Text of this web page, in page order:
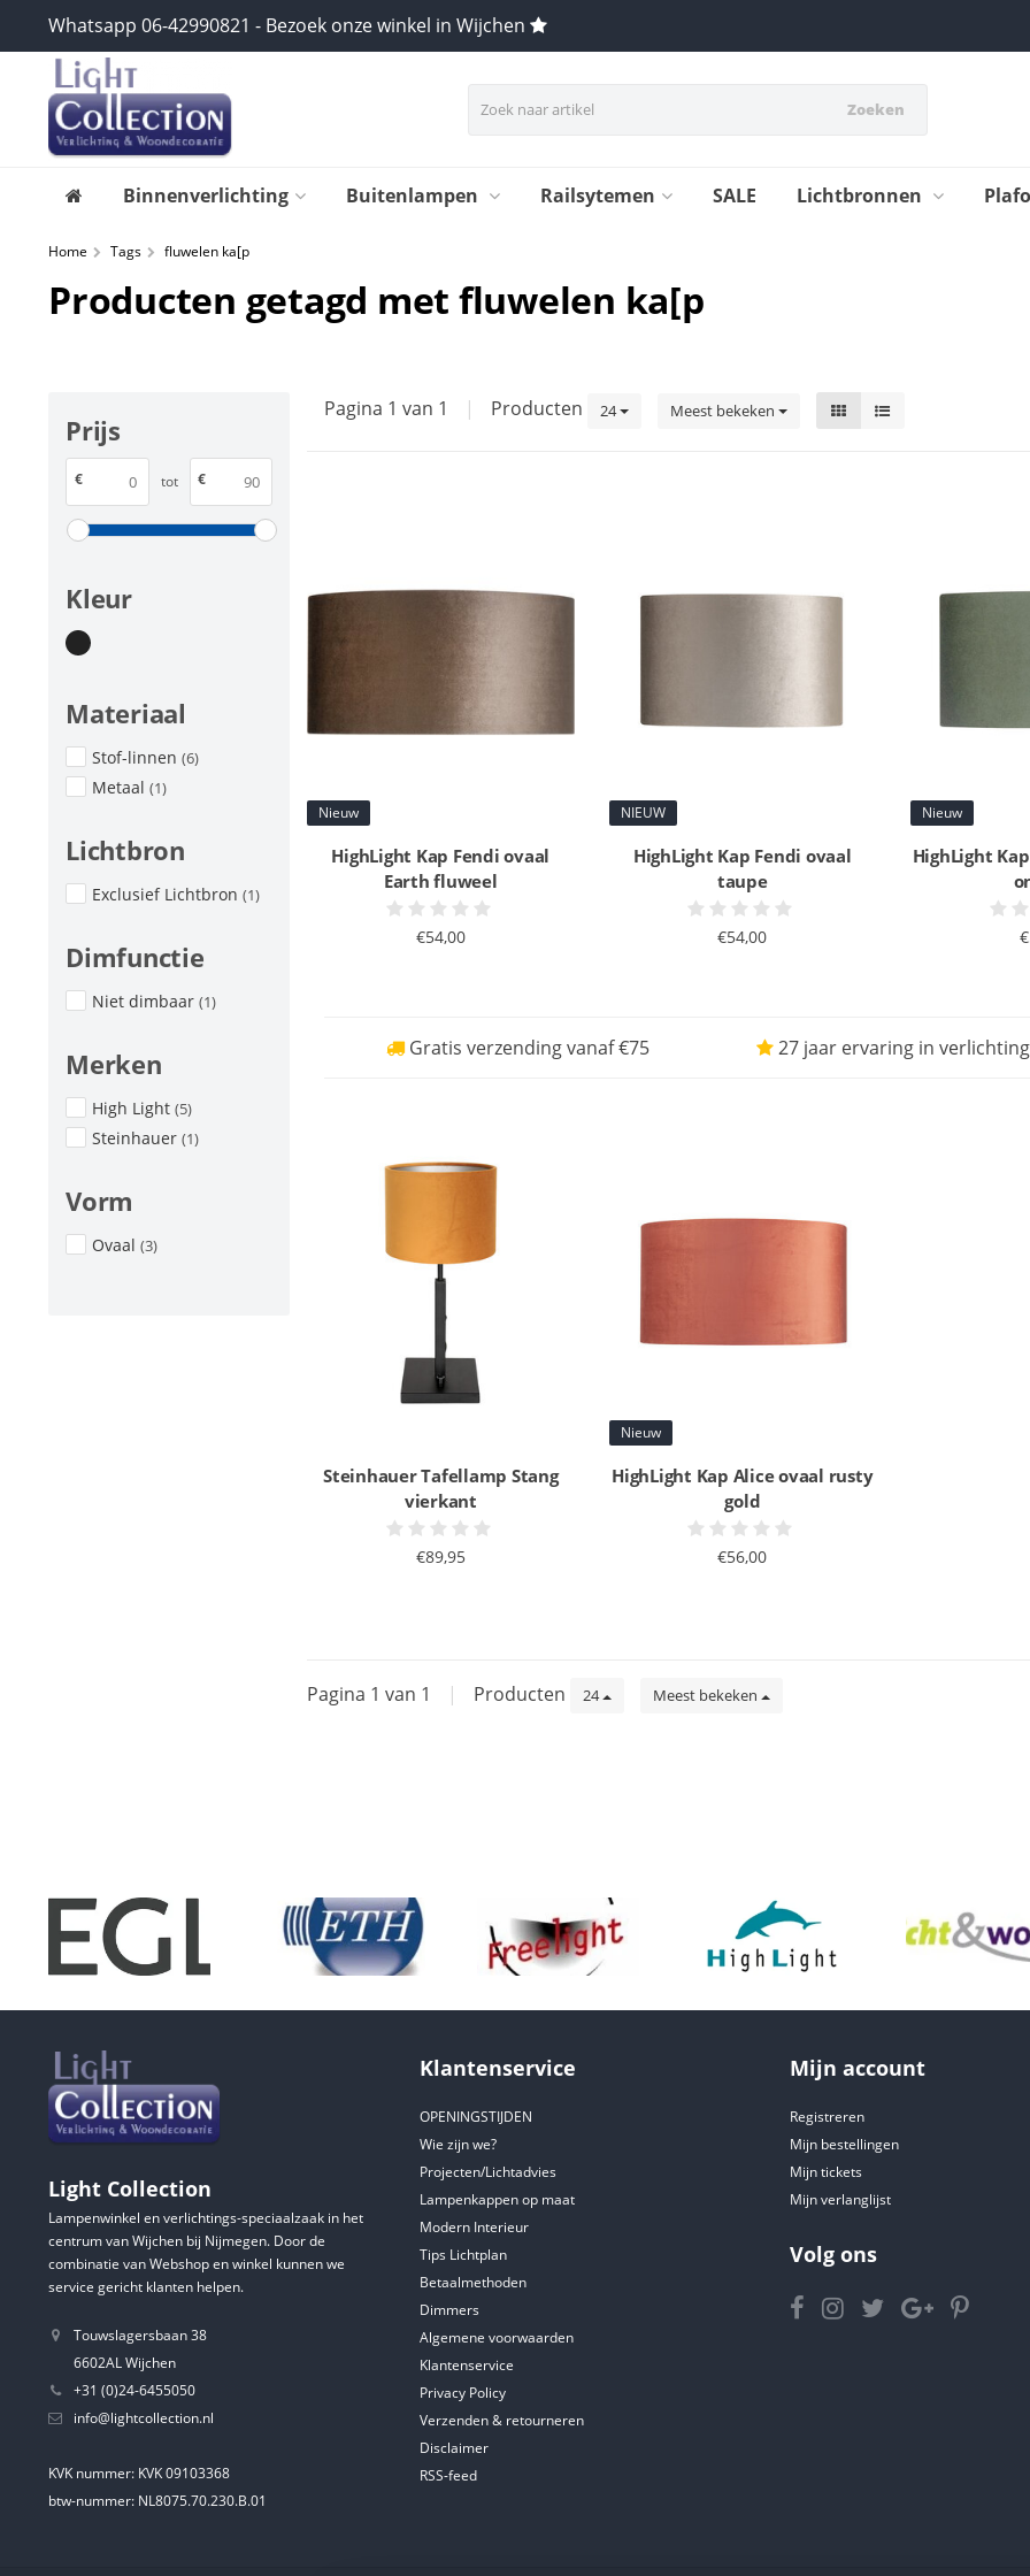
Whatsapp 06-42990821 - Bezoek onze winkel in Wijchen
Zoeken
Binnenverlichting Buitenlampen Railsytemen SALE Lichtbronnen
Home Tags fluwelen ka[p
Producten getagd met fluwelen ka[p
Prijs
€ tot €
Kleur
Materiaal
Stof-linnen (6)
Metaal (1)
Lichtbron
Exclusief Lichtbron (1)
Dimfunctie
Niet dimbaar (1)
Merken
High Light (5)
Steinhauer (1)
Vorm
Ovaal (3)
Pagina 1 van 1 | Producten 24 Meest bekeken
Nieuw
HighLight Kap Fendi ovaal
Earth fluweel
€54,00
NIEUW
HighLight Kap Fendi ovaal
taupe
€54,00
Nieuw
HighLight
Gratis verzending vanaf €75 27 jaar ervaring in verlichting
Steinhauer Tafellamp Stang
vierkant
€89,95
Nieuw
HighLight Kap Alice ovaal rusty
gold
€56,00
Pagina 1 van 1 | Producten 24 Meest bekeken
Light Collection
Lampenwinkel en verlichtings-speciaalzaak in het
centrum van Wijchen bij Nijmegen. Door de
combinatie van Webshop en winkel kunnen we
service gericht klanten helpen.
Touwslagersbaan 38
6602AL Wijchen
+31 (0)24-6455050
info@lightcollection.nl
KVK nummer: KVK 09103368
btw-nummer: NL8075.70.230.B.01
Klantenservice
OPENINGSTIJDEN
Wie zijn we?
Projecten/Lichtadvies
Lampenkappen op maat
Modern Interieur
Tips Lichtplan
Betaalmethoden
Dimmers
Algemene voorwaarden
Klantenservice
Privacy Policy
Verzenden & retourneren
Disclaimer
RSS-feed
Mijn account
Registreren
Mijn bestellingen
Mijn tickets
Mijn verlanglijst
Volg ons